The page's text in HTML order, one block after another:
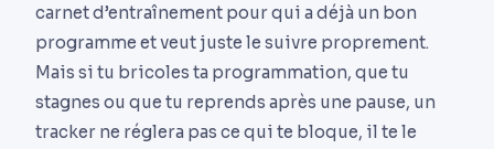
carnet d’entraînement pour qui a déjà un bon
programme et veut juste le suivre proprement.
Mais si tu bricoles ta programmation, que tu
stagnes ou que tu reprends après une pause, un
tracker ne réglera pas ce qui te bloque, il te le